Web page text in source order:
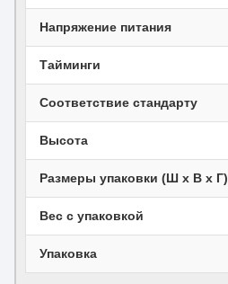
Напряжение питания
Тайминги
Соответствие стандарту
Высота
Размеры упаковки (Ш х В х Г)
Вес с упаковкой
Упаковка